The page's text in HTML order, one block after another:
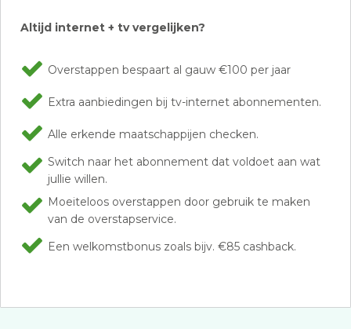
Altijd internet + tv vergelijken?
Overstappen bespaart al gauw €100 per jaar
Extra aanbiedingen bij tv-internet abonnementen.
Alle erkende maatschappijen checken.
Switch naar het abonnement dat voldoet aan wat
jullie willen.
Moeiteloos overstappen door gebruik te maken
van de overstapservice.
Een welkomstbonus zoals bijv. €85 cashback.